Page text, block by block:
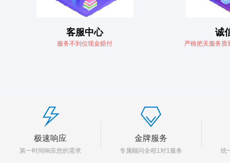
客服中心
服务不到位现金赔付
诚
严格把关服务质
极速响应
第一时间响应您的需求
金牌服务
专属顾问全程1对1服务 统